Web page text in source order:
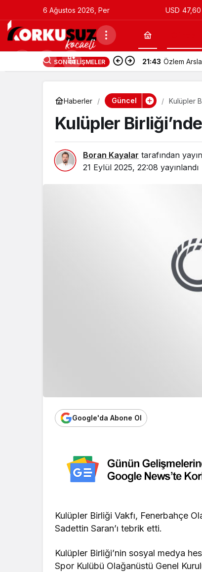
6 Ağustos 2026, Per USD 47,60
SON GELIŞMELER 21:43 Özlem
Haberler Güncel Kulüpler
Kulüpler
Boran Kayalar tarafından
21 Eylül 2025, 22:08 yayınlandı
Google'da Abone Ol
Kulüpler Birliği Vakfı, Fenerbahçe
Sadettin Saran’ı tebrik etti.
Kulüpler Birliği’nin sosyal medya
Spor Kulübü Olağanüstü Genel